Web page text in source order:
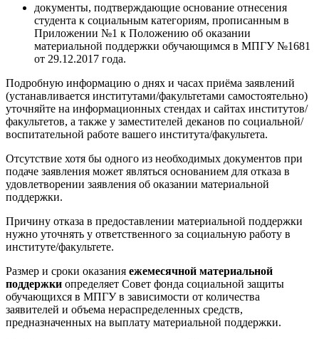
документы, подтверждающие основание отнесения
студента к социальным категориям, прописанным в
Приложении №1 к Положению об оказании
материальной поддержки обучающимся в МПГУ №1681
от 29.12.2017 года.
Подробную информацию о днях и часах приёма заявлений
(устанавливается институтами/факультетами самостоятельно)
уточняйте на информационных стендах и сайтах институтов/
факультетов, а также у заместителей деканов по социальной/
воспитательной работе вашего института/факультета.
Отсутствие хотя бы одного из необходимых документов при
подаче заявления может являться основанием для отказа в
удовлетворении заявления об оказании материальной
поддержки.
Причину отказа в предоставлении материальной поддержки
нужно уточнять у ответственного за социальную работу в
институте/факультете.
Размер и сроки оказания ежемесячной материальной
поддержки определяет Совет фонда социальной защиты
обучающихся в МПГУ в зависимости от количества
заявителей и объема нераспределенных средств,
предназначенных на выплату материальной поддержки.